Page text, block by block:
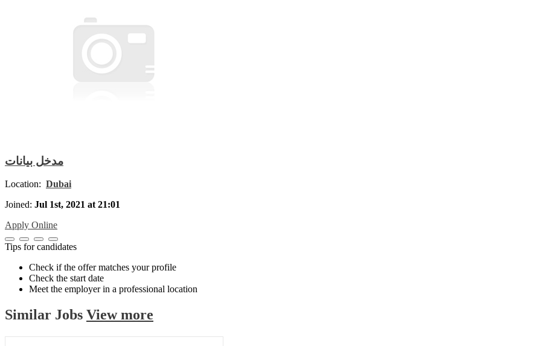
مدخل بيانات
Location: Dubai
Joined: Jul 1st, 2021 at 21:01
Apply Online
Tips for candidates
Check if the offer matches your profile
Check the start date
Meet the employer in a professional location
Similar Jobs View more